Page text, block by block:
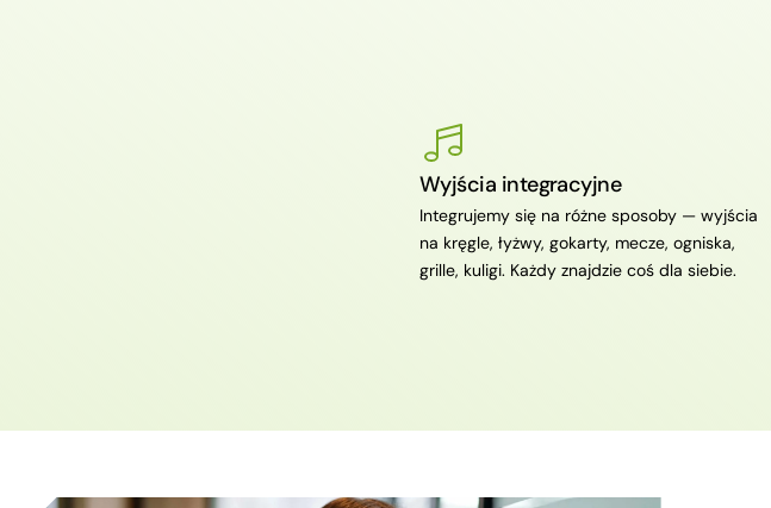
Wyjścia integracyjne
Integrujemy się na różne sposoby — wyjścia
na kręgle, łyżwy, gokarty, mecze, ogniska,
grille, kuligi. Każdy znajdzie coś dla siebie.